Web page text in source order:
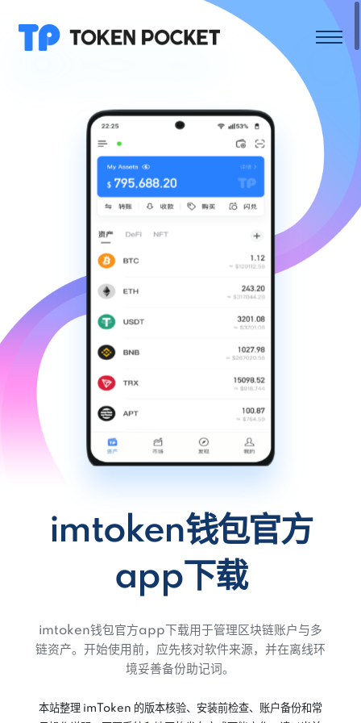
imtoken钱包官方
app下载
imtoken钱包官方app下载用于管理区块链账户与多
链资产。开始使用前，应先核对软件来源，并在离线环
境妥善备份助记词。
本站整理 imToken 的版本核验、安装前检查、账户备份和常